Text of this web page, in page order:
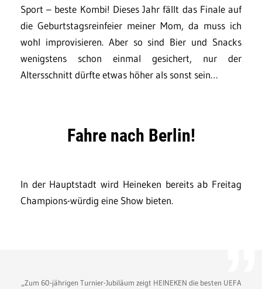
Sport – beste Kombi! Dieses Jahr fällt das Finale auf
die Geburtstagsreinfeier meiner Mom, da muss ich
wohl improvisieren. Aber so sind Bier und Snacks
wenigstens schon einmal gesichert, nur der
Altersschnitt dürfte etwas höher als sonst sein…
Fahre nach Berlin!
In der Hauptstadt wird Heineken bereits ab Freitag
Champions-würdig eine Show bieten.
„Zum 60-jährigen Turnier-Jubiläum zeigt HEINEKEN die besten UEFA